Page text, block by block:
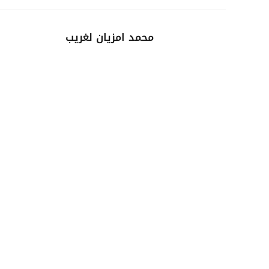
محمد امزيان لغريب